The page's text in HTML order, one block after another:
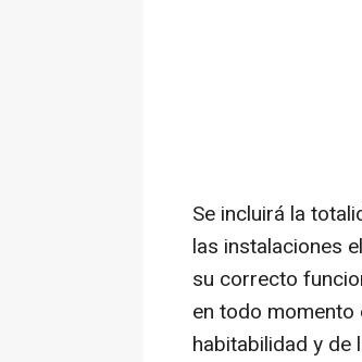
Se incluirá la
las instalaciones
su correcto
en todo
habitabilidad y de